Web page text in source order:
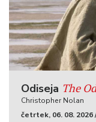
Odiseja The
Christopher Nolan
četrtek, 06. 08. 2026